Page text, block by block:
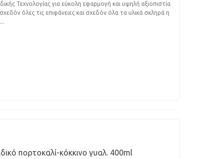
Τεχνολογίας για εύκολη εφαρμογή και υψηλή αξιοπιστία
όλες τις επιφάνειες και σχεδόν όλα τα υλικά σκληρά η
πορτοκαλί-κόκκινο γυαλ. 400ml